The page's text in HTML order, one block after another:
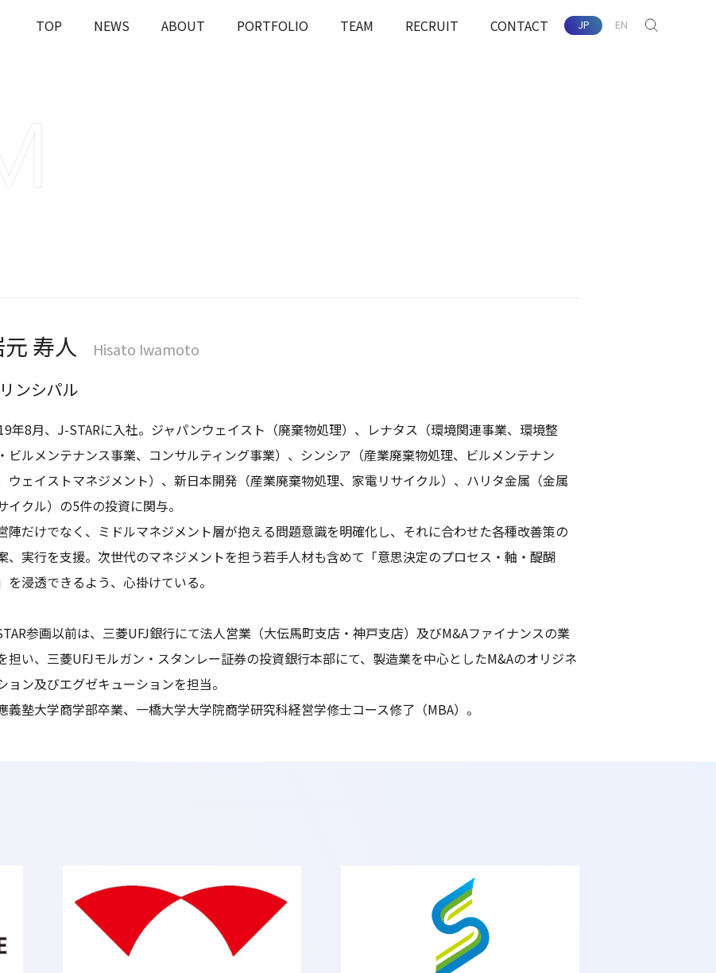
TOP NEWS ABOUT PORTFOLIO TEAM RECRUIT CONTACT JP EN
寿人 Hisato Iwamoto
ンシパル
年8月、J-STARに入社。ジャパンウェイスト（廃棄物処理）、レナタス（環境関連事業、環境整
ビルメンテナンス事業、コンサルティング事業）、シンシア（産業廃棄物処理、ビルメンテナン
ウェイストマネジメント）、新日本開発（産業廃棄物処理、家電リサイクル）、ハリタ金属（金属
イクル）の5件の投資に関与。
陣だけでなく、ミドルマネジメント層が抱える問題意識を明確化し、それに合わせた各種改善策の
、実行を支援。次世代のマネジメントを担う若手人材も含めて「意思決定のプロセス・軸・醍醐
を浸透できるよう、心掛けている。
参画以前は、三菱UFJ銀行にて法人営業（大伝馬町支店・神戸支店）及びM&Aファイナンスの業
担い、三菱UFJモルガン・スタンレー証券の投資銀行本部にて、製造業を中心としたM&Aのオリジネ
ョン及びエグゼキューションを担当。
義塾大学商学部卒業、一橋大学大学院商学研究科経営学修士コース修了（MBA）。